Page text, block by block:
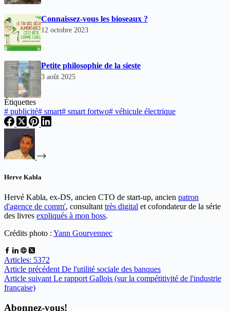
Connaissez-vous les bioseaux ?
12 octobre 2023
Petite philosophie de la sieste
3 août 2025
Étiquettes
# publicité# smart# smart fortwo# véhicule électrique
Herve Kabla
Hervé Kabla, ex-DS, ancien CTO de start-up, ancien patron
d'agence de comm', consultant très digital et cofondateur de la série
des livres expliqués à mon boss.
Crédits photo : Yann Gourvennec
Articles: 5372
Article précédent De l'utilité sociale des banques
Article suivant Le rapport Gallois (sur la compétitivité de l'industrie
française)
Abonnez-vous!